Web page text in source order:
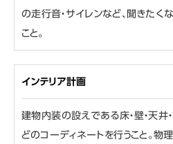
の走行音・サイレンなど、聞きたく
こと。
インテリア計画
建物内装の設えである床・壁・天井
どのコーディネートを行うこと。